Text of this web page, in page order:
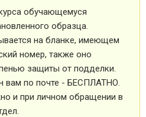
обучающемуся
образца.
на бланке, имеющем
номер, также оно
защиты от подделки.
вам по почте - БЕСПЛАТНО.
и при личном обращении в